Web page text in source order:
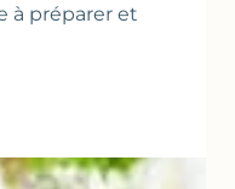
à préparer et